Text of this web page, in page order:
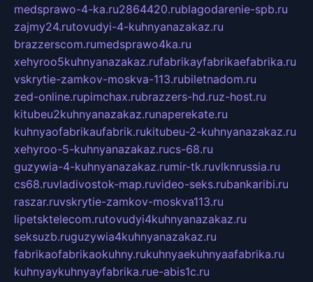
medsprawo-4-ka.ru2864420.rublagodarenie-spb.ru
zajmy24.rutovudyi-4-kuhnyanazakaz.ru
brazzerscom.rumedsprawo4ka.ru
xehyroo5kuhnyanazakaz.rufabrikayfabrikaefabrika.ru
vskrytie-zamkov-moskva-113.rubiletnadom.ru
zed-online.rupimchax.rubrazzers-hd.ruz-host.ru
kitubeu2kuhnyanazakaz.runaperekate.ru
kuhnyaofabrikaufabrik.rukitubeu-2-kuhnyanazakaz.ru
xehyroo-5-kuhnyanazakaz.rucs-68.ru
guzywia-4-kuhnyanazakaz.rumir-tk.ruvlknrussia.ru
cs68.ruvladivostok-map.ruvideo-seks.rubankaribi.ru
raszar.ruvskrytie-zamkov-moskva113.ru
lipetsktelecom.rutovudyi4kuhnyanazakaz.ru
seksuzb.ruguzywia4kuhnyanazakaz.ru
fabrikaofabrikaokuhny.rukuhnyaekuhnyaafabrika.ru
kuhnyaykuhnyayfabrika.rue-abis1c.ru